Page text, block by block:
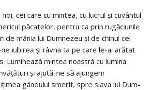
cei care cu mintea, cu lucrul și cuvântul
păcatelor, pentru ca prin rugăciunile
de mânia lui Dumnezeu și de chinul cel
iubirea și râvna ta pe care le-ai arătat
Luminează mintea noastră cu lumina
și ajută-ne să ajungem
gândului smerit, spre slava lui Dum­